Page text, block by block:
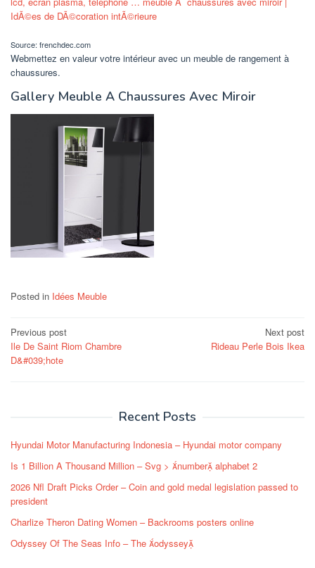
Source: frenchdec.com
Webmettez en valeur votre intérieur avec un meuble de rangement à
chaussures.
Gallery Meuble A Chaussures Avec Miroir
Posted in Idées Meuble
Post
navigation
Previous post
Ile De Saint Riom Chambre
D&#039;hote
Next post
Rideau Perle Bois Ikea
Recent Posts
Hyundai Motor Manufacturing Indonesia – Hyundai motor company
Is 1 Billion A Thousand Million – Svg > number alphabet 2
2026 Nfl Draft Picks Order – Coin and gold medal legislation passed to
president
Charlize Theron Dating Women – Backrooms posters online
Odyssey Of The Seas Info – The odyssey